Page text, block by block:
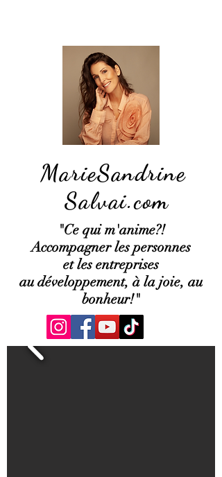
MarieSandrine
Salvai.com
"Ce quim'anime?!
Accompagner les personnes
et les entreprises
au développement, à la joie, au
bonheur!"